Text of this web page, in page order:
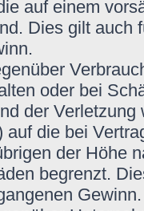
auf einem
Dies gilt auch
oder bei
der
auf die bei
der Höhe
begrenzt.
Gewinn.